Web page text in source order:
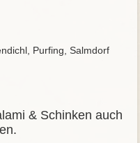
Purfing, Salmdorf
& Schinken auch